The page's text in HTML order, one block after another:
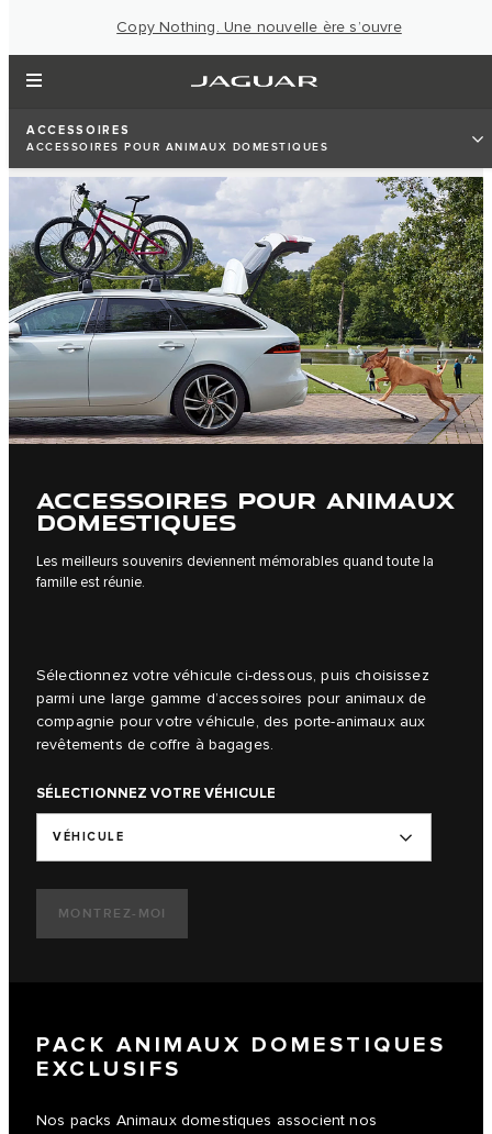
Copy Nothing. Une nouvelle ère s’ouvre
ACCESSOIRES
ACCESSOIRES POUR ANIMAUX DOMESTIQUES
ACCESSOIRES POUR ANIMAUX
DOMESTIQUES
Les meilleurs souvenirs deviennent mémorables quand toute la
famille est réunie.
Sélectionnez votre véhicule ci-dessous, puis choisissez
parmi une large gamme d’accessoires pour animaux de
compagnie pour votre véhicule, des porte-animaux aux
revêtements de coffre à bagages.
SÉLECTIONNEZ VOTRE VÉHICULE
VÉHICULE
MONTREZ-MOI
PACK ANIMAUX DOMESTIQUES
EXCLUSIFS
Nos packs Animaux domestiques associent nos